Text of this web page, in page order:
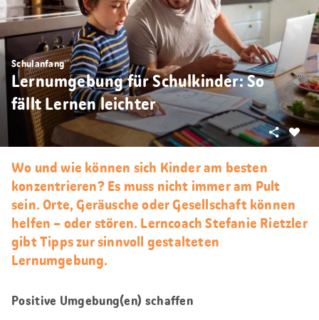
Schulanfang
Lernumgebung für Schulkinder: So
fällt Lernen leichter
Als
Teilen
Wo und wie können sich Kinder am besten
konzentrieren? Es muss nicht immer am Pult
sein. Orte, Geräusche oder Gesellschaft können
helfen – oder stören. Lerncoach Stefanie Rietzler
gibt Tipps zur sinnvoll gestalteten
Lernumgebung.
Positive Umgebung(en) schaffen